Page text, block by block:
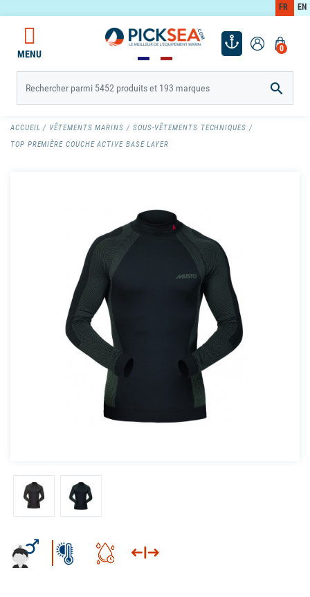
FR EN
0
MENU

ACCUEIL VÊTEMENTS MARINS
SOUS-VÊTEMENTS TECHNIQUES
TOP PREMIÈRE COUCHE ACTIVE BASE LAYER